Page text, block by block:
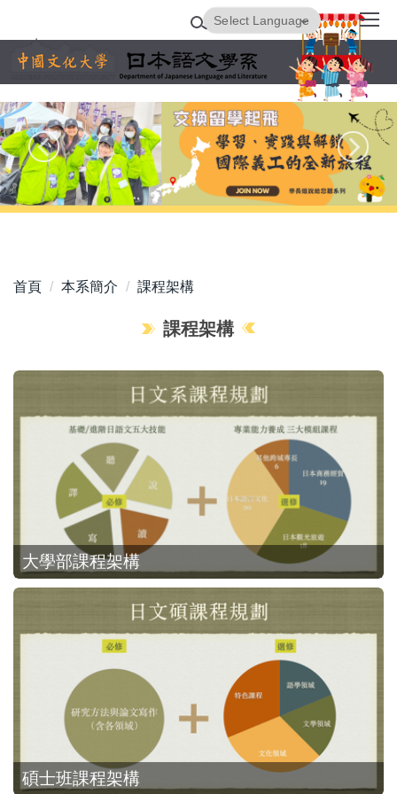
主
內
容
區
Translate
首頁 本系簡介 課程架構
課程架構
大學部課程架構
碩士班課程架構